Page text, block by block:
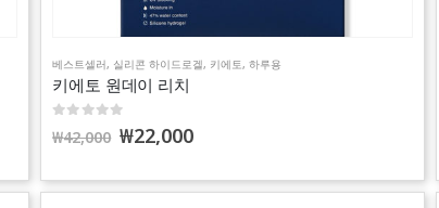
베스트셀러, 실리콘 하이드로겔, 키에토 ,하루용
키에토 원데이 리치
₩42,000 ₩22,000